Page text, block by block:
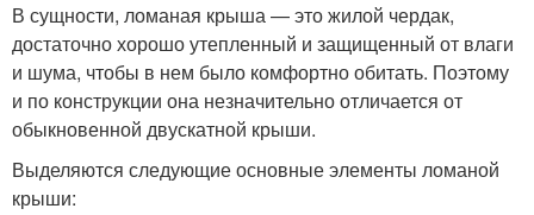
В сущности, ломаная крыша — это жилой чердак,
достаточно хорошо утепленный и защищенный от влаги
и шума, чтобы в нем было комфортно обитать. Поэтому
и по конструкции она незначительно отличается от
обыкновенной двускатной крыши.
Выделяются следующие основные элементы ломаной
крыши: